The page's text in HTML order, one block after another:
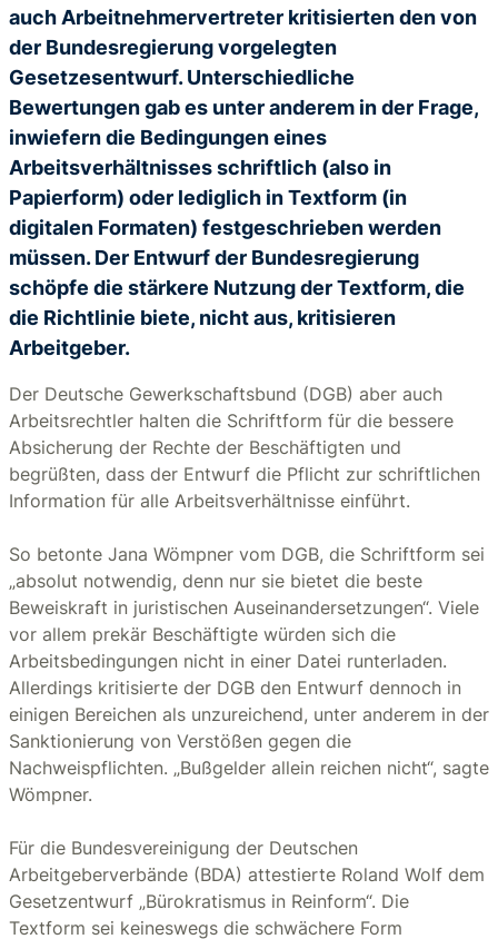
auch Arbeitnehmervertreter kritisierten den von
der Bundesregierung vorgelegten
Gesetzesentwurf. Unterschiedliche
Bewertungen gab es unter anderem in der Frage,
inwiefern die Bedingungen eines
Arbeitsverhältnisses schriftlich (also in
Papierform) oder lediglich in Textform (in
digitalen Formaten) festgeschrieben werden
müssen. Der Entwurf der Bundesregierung
schöpfe die stärkere Nutzung der Textform, die
die Richtlinie biete, nicht aus, kritisieren
Arbeitgeber.
Der Deutsche Gewerkschaftsbund (DGB) aber auch
Arbeitsrechtler halten die Schriftform für die bessere
Absicherung der Rechte der Beschäftigten und
begrüßten, dass der Entwurf die Pflicht zur schriftlichen
Information für alle Arbeitsverhältnisse einführt.
So betonte Jana Wömpner vom DGB, die Schriftform sei
„absolut notwendig, denn nur sie bietet die beste
Beweiskraft in juristischen Auseinandersetzungen“. Viele
vor allem prekär Beschäftigte würden sich die
Arbeitsbedingungen nicht in einer Datei runterladen.
Allerdings kritisierte der DGB den Entwurf dennoch in
einigen Bereichen als unzureichend, unter anderem in der
Sanktionierung von Verstößen gegen die
Nachweispflichten. „Bußgelder allein reichen nicht“, sagte
Wömpner.
Für die Bundesvereinigung der Deutschen
Arbeitgeberverbände (BDA) attestierte Roland Wolf dem
Gesetzentwurf „Bürokratismus in Reinform“. Die
Textform sei keineswegs die schwächere Form